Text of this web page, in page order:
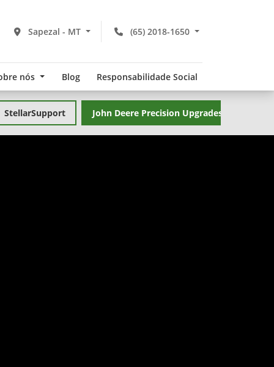
(65) 2018-1650
Sapezal - MT
nós Blog Responsabilidade Social
StellarSupport John Deere Precision Upgrades